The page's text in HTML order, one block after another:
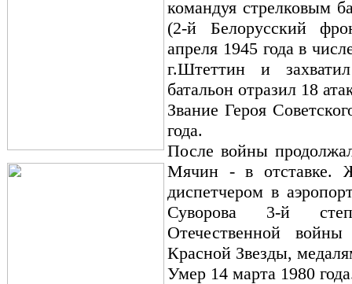
командуя стрелковым
(2-й Белорусский
апреля 1945 года в
г.Штеттин и
батальон отразил 18
Звание Героя
года.
После войны
Мячин - в отставке.
диспетчером в
Суворова 3-й
Отечественной
Красной Звезды,
Умер 14 марта 1980